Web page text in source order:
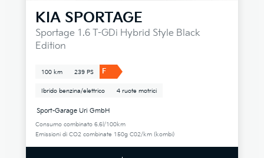
KIA SPORTAGE
Sportage 1.6 T-GDi Hybrid Style Black
Edition
100 km 239 PS F
Ibrido benzina/elettrico 4 ruote motrici
Sport-Garage Uri GmbH
Consumo combinato 6.6l/100km
Emissioni di CO2 combinate 150g C02/km (kombi)